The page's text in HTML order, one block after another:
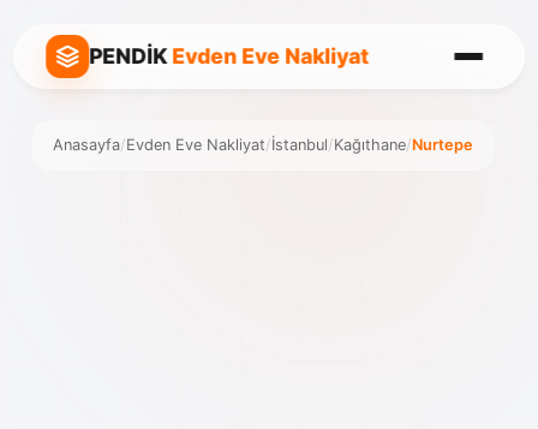
PENDİKEvden Eve Nakliyat
Anasayfa/Evden Eve Nakliyat/İstanbul/Kağıthane/Nurtepe